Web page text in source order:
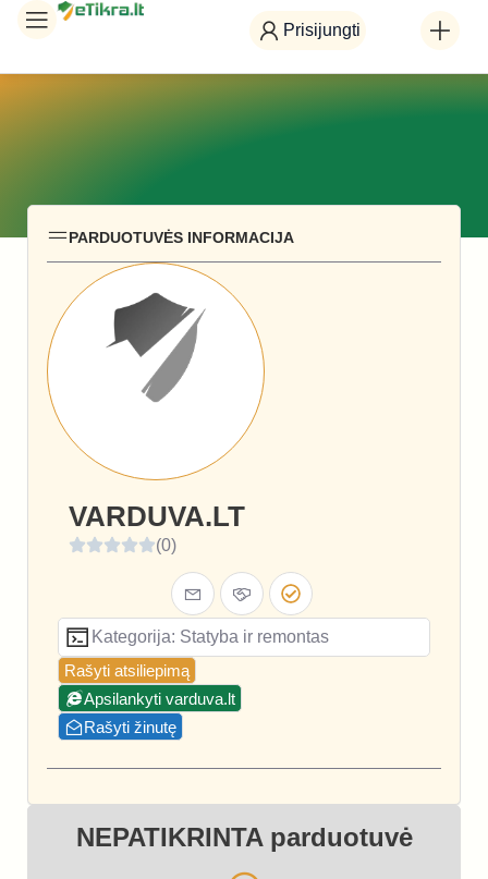
Prisijungti
PARDUOTUVĖS INFORMACIJA
VARDUVA.LT
(0)
Kategorija: Statyba ir remontas
Rašyti atsiliepimą
Apsilankyti varduva.lt
Rašyti žinutę
NEPATIKRINTA parduotuvė